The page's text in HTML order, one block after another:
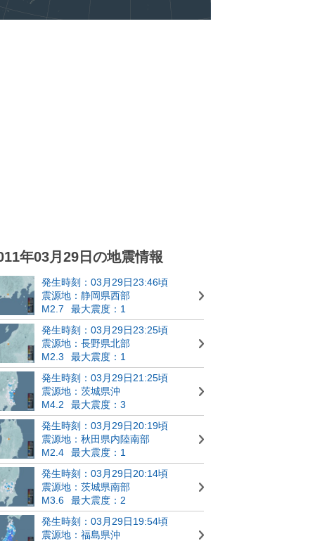
年03月29日の地震情報
発生時刻：03月29日23:46頃
震源地：静岡県西部
M2.7
最大震度：1
発生時刻：03月29日23:25頃
震源地：長野県北部
M2.3
最大震度：1
発生時刻：03月29日21:25頃
震源地：茨城県沖
M4.2
最大震度：3
発生時刻：03月29日20:19頃
震源地：秋田県内陸南部
M2.4
最大震度：1
発生時刻：03月29日20:14頃
震源地：茨城県南部
M3.6
最大震度：2
発生時刻：03月29日19:54頃
震源地：福島県沖